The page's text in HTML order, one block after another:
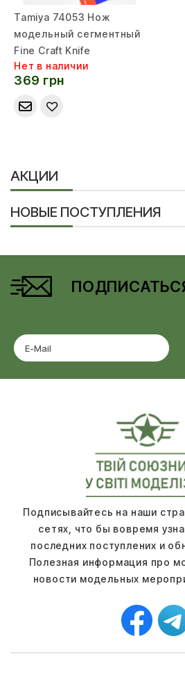
Tamiya 74053 Нож
модельный сегментный
Fine Craft Knife
Нет в наличии
369 грн
АКЦИИ
НОВЫЕ ПОСТУПЛЕНИЯ
Подписывайтесь на наши
сетях, что бы вовремя
последних поступлених и
Полезная информация про
новости модельных